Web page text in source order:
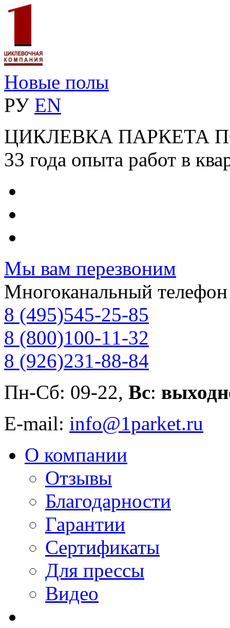
Новые полы
РУ EN
ЦИКЛЕВКА ПАРКЕТА
33 года опыта работ в
Мы вам перезвоним
Многоканальный телефон
8 (495)545-25-85
8 (800)100-11-32
8 (926)231-88-84
Пн-Сб: 09-22, Вс:
E-mail: info@1parket.ru
О компании
Отзывы
Благодарности
Гарантии
Сертификаты
Для прессы
Видео